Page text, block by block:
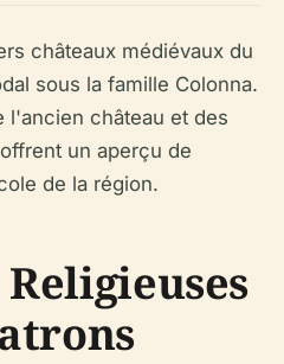
châteaux médiévaux du
sous la famille Colonna.
l'ancien château et des
un aperçu de
de la région.